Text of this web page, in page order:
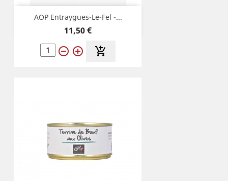
AOP Entraygues-Le-Fel -...
Prix
11,50 €
remove_circle_outline add_circle_outline add_shopping_cart